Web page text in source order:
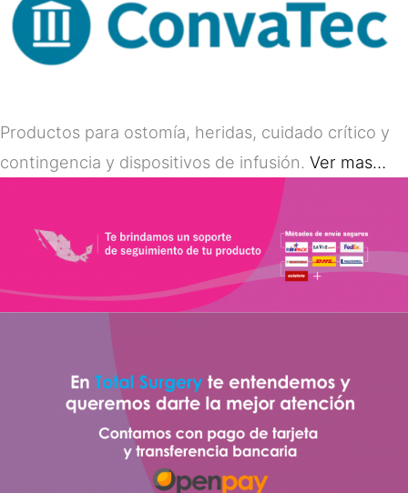
Productos para ostomía, heridas, cuidado crítico y
contingencia y dispositivos de infusión. Ver mas…